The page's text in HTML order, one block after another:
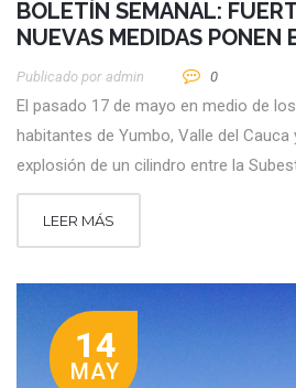
BOLETÍN SEMANAL:
NUEVAS MEDIDAS PONEN
Publicado por Admin 0
El pasado 17 de mayo en medio de
habitantes de Yumbo, Valle del
explosión de un cilindro entre la
LEER MÁS
14
MAY